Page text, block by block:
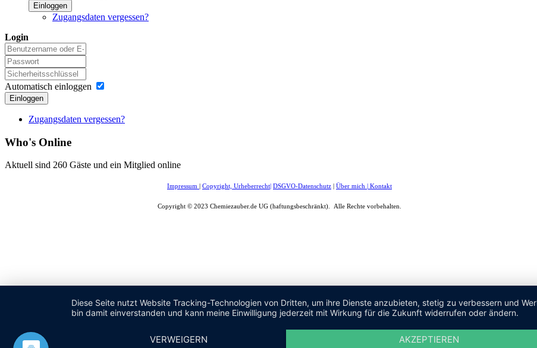
Einloggen
Zugangsdaten vergessen?
Login
Automatisch einloggen
Einloggen
Zugangsdaten vergessen?
Who's Online
Aktuell sind 260 Gäste und ein Mitglied online
Impressum Copyright, Urheberrecht DSGVO-Datenschutz Über mich Kontakt
Copyright © 2023 Chemiezauber.de UG (haftungsbeschränkt). Alle Rechte vorbehalten.
Diese Seite nutzt Website Tracking-Technologien von Dritten, um ihre Dienste anzubieten, stetig zu verbessern und
bin damit einverstanden und kann meine Einwilligung jederzeit mit Wirkung für die Zukunft widerrufen oder ändern.
VERWEIGERN AKZEPTIEREN